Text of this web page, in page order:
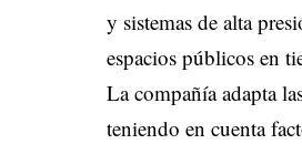
y sistemas de alta
espacios públicos en
La compañía adapta
teniendo en cuenta